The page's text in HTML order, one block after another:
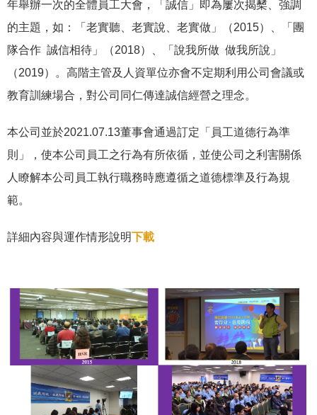
年舉辦一次的全體員工大會，「誠信」即為屢次揭櫫、強調
的主題，如：「老實聽、老實說、老實做」（2015）、「團
隊合作 誠信相待」（2018）、「說我所做 做我所說」
（2019）。高階主管及人資單位亦會不定期利用公司會議或
教育訓練場合，對公司同仁傳達誠信經營之理念。
本公司並於2021.07.13董事會通過訂定「員工道德行為準
則」，使本公司員工之行為有所依循，並使公司之利害關係
人瞭解本公司員工執行職務時應遵循之道德標準及行為規
範。
詳細內容與運作情形說明下載